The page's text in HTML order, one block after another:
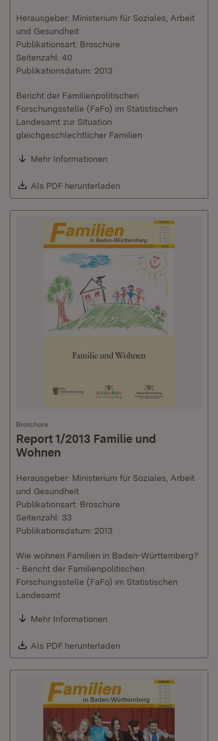
Herausgeber: Ministerium für Soziales, Arbeit
und Gesundheit
Publikationsart: Broschüre
Seitenzahl: 40
Publikationsdatum: 2013
Bericht der Familienpolitischen
Forschungsstelle (FaFo) im Statistischen
Landesamt zur Situation
gleichgeschlechtlicher Familien
Mehr Informationen
Download:
Als PDF herunterladen
Broschüre
Report 1/2013 Familie und
Wohnen
Herausgeber: Ministerium für Soziales, Arbeit
und Gesundheit
Publikationsart: Broschüre
Seitenzahl: 33
Publikationsdatum: 2013
Wie wohnen Familien in Baden-Württemberg?
- Bericht der Familienpolitischen
Forschungsstelle (FaFo) im Statistischen
Landesamt
Mehr Informationen
Download:
Als PDF herunterladen